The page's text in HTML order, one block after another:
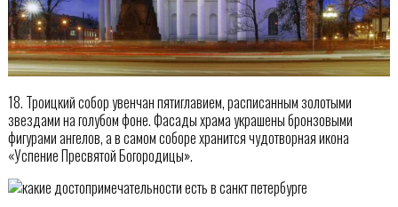
18. Троицкий собор увенчан пятиглавием, расписанным золотыми
звездами на голубом фоне. Фасады храма украшены бронзовыми
фигурами ангелов, а в самом соборе хранится чудотворная икона
«Успение Пресвятой Богородицы».